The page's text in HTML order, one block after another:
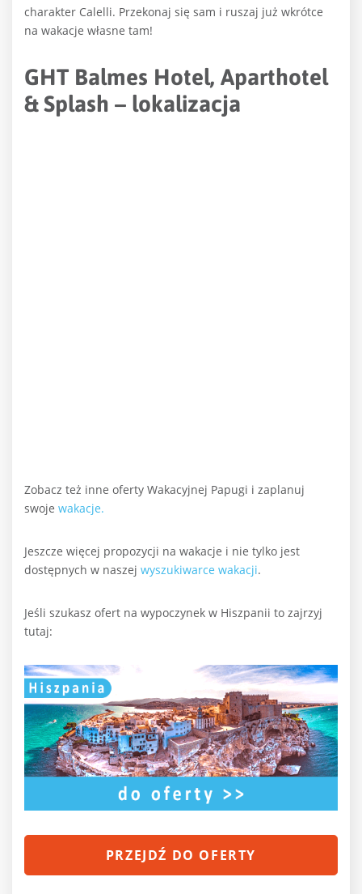
charakter Calelli. Przekonaj się sam i ruszaj już wkrótce
na wakacje własne tam!
GHT Balmes Hotel, Aparthotel
& Splash – lokalizacja
Zobacz też inne oferty Wakacyjnej Papugi i zaplanuj
swoje wakacje.
Jeszcze więcej propozycji na wakacje i nie tylko jest
dostępnych w naszej wyszukiwarce wakacji.
Jeśli szukasz ofert na wypoczynek w Hiszpanii to zajrzyj
tutaj:
PRZEJDŹ DO OFERTY